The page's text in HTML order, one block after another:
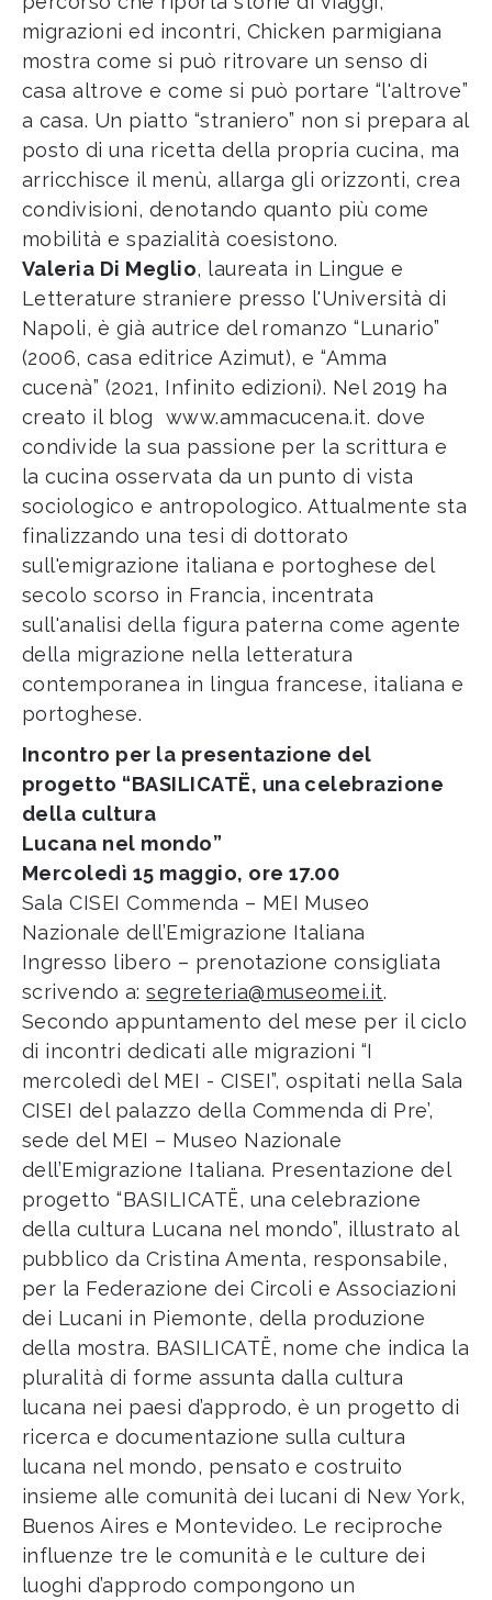
migrazioni ed incontri, Chicken parmigiana
mostra come si può ritrovare un senso di
casa altrove e come si può portare “l'altrove”
a casa. Un piatto “straniero” non si prepara al
posto di una ricetta della propria cucina, ma
arricchisce il menù, allarga gli orizzonti, crea
condivisioni, denotando quanto più come
mobilità e spazialità coesistono.
Valeria Di Meglio, laureata in Lingue e
Letterature straniere presso l'Università di
Napoli, è già autrice del romanzo “Lunario”
(2006, casa editrice Azimut), e “Amma
cucenà” (2021, Infinito edizioni). Nel 2019 ha
creato il blog www.ammacucena.it. dove
condivide la sua passione per la scrittura e
la cucina osservata da un punto di vista
sociologico e antropologico. Attualmente sta
finalizzando una tesi di dottorato
sull'emigrazione italiana e portoghese del
secolo scorso in Francia, incentrata
sull'analisi della figura paterna come agente
della migrazione nella letteratura
contemporanea in lingua francese, italiana e
portoghese.
Incontro per la presentazione del
progetto “BASILICATË, una celebrazione
della cultura
Lucana nel mondo”
Mercoledì 15 maggio, ore 17.00
Sala CISEI Commenda – MEI Museo
Nazionale dell’Emigrazione Italiana
Ingresso libero – prenotazione consigliata
scrivendo a:segreteria@museomei.it.
Secondo appuntamento del mese per il ciclo
di incontri dedicati alle migrazioni “I
mercoledì del MEI - CISEI”, ospitati nella Sala
CISEI del palazzo della Commenda di Pre’,
sede del MEI – Museo Nazionale
dell’Emigrazione Italiana. Presentazione del
progetto “BASILICATË, una celebrazione
della cultura Lucana nel mondo”, illustrato al
pubblico da Cristina Amenta, responsabile,
per la Federazione dei Circoli e Associazioni
dei Lucani in Piemonte, della produzione
della mostra. BASILICATË, nome che indica la
pluralità di forme assunta dalla cultura
lucana nei paesi d’approdo, è un progetto di
ricerca e documentazione sulla cultura
lucana nel mondo, pensato e costruito
insieme alle comunità dei lucani di New York,
Buenos Aires e Montevideo. Le reciproche
influenze tre le comunità e le culture dei
luoghi d’approdo compongono un